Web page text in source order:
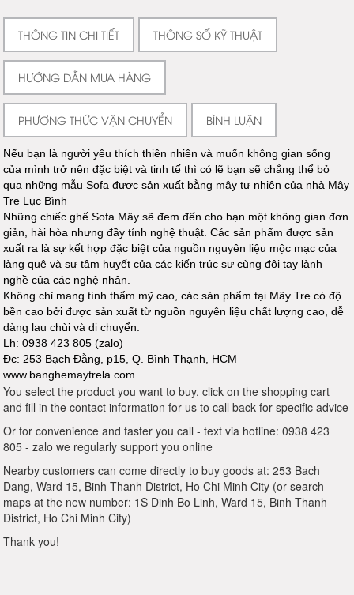
THÔNG TIN CHI TIẾT THÔNG SỐ KỸ THUẬT
HƯỚNG DẪN MUA HÀNG
PHƯƠNG THỨC VẬN CHUYỂN BÌNH LUẬN
Nếu bạn là người yêu thích thiên nhiên và muốn không gian sống
của mình trở nên đặc biệt và tinh tế thì có lẽ bạn sẽ chẳng thể bỏ
qua những mẫu Sofa được sản xuất bằng mây tự nhiên của nhà Mây
Tre Lục Bình
Những chiếc ghế Sofa Mây sẽ đem đến cho bạn một không gian đơn
giản, hài hòa nhưng đầy tính nghệ thuật. Các sản phẩm được sản
xuất ra là sự kết hợp đặc biệt của nguồn nguyên liệu mộc mạc của
làng quê và sự tâm huyết của các kiến trúc sư cùng đôi tay lành
nghề của các nghệ nhân.
Không chỉ mang tính thẩm mỹ cao, các sản phẩm tại Mây Tre có độ
bền cao bởi được sản xuất từ nguồn nguyên liệu chất lượng cao, dễ
dàng lau chùi và di chuyển.
Lh: 0938 423 805 (zalo)
Đc: 253 Bạch Đằng, p15, Q. Bình Thạnh, HCM
www.banghemaytrela.com
You select the product you want to buy, click on the shopping cart
and fill in the contact information for us to call back for specific advice
Or for convenience and faster you call - text via hotline: 0938 423
805 - zalo we regularly support you online
Nearby customers can come directly to buy goods at: 253 Bach
Dang, Ward 15, Binh Thanh District, Ho Chi Minh City (or search
maps at the new number: 1S Dinh Bo Linh, Ward 15, Binh Thanh
District, Ho Chi Minh City)
Thank you!